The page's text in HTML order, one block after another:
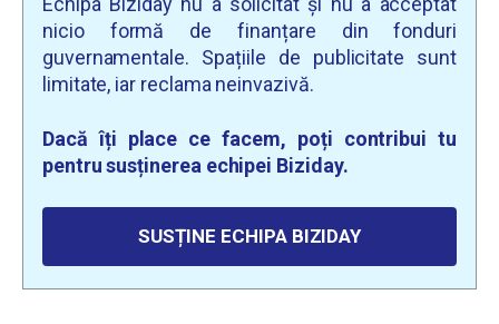
nicio formă de finanțare din fonduri
guvernamentale. Spațiile de publicitate sunt
limitate, iar reclama neinvazivă.
Dacă îți place ce facem, poți contribui tu
pentru susținerea echipei Biziday.
SUSȚINE ECHIPA BIZIDAY